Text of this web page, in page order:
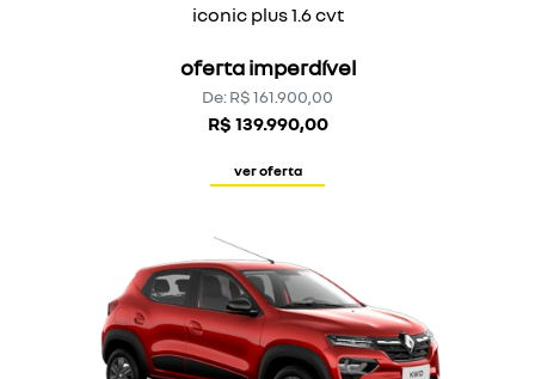
iconic plus 1.6 cvt
oferta imperdível
De: R$ 161.900,00
R$ 139.990,00
ver oferta